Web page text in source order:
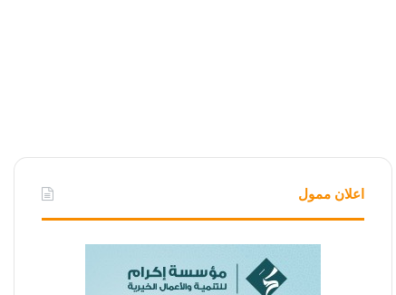
اعلان ممول